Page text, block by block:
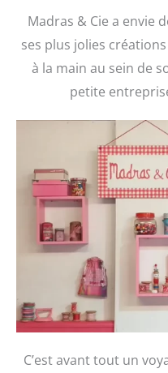
Madras & Cie a envie
ses plus jolies
à la main au sein de
petite
C’est avant tout un